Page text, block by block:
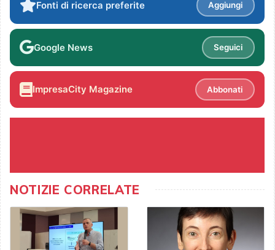
Fonti di ricerca preferite Aggiungi
Google News Seguici
ImpresaCity Magazine Abbonati
NOTIZIE CORRELATE